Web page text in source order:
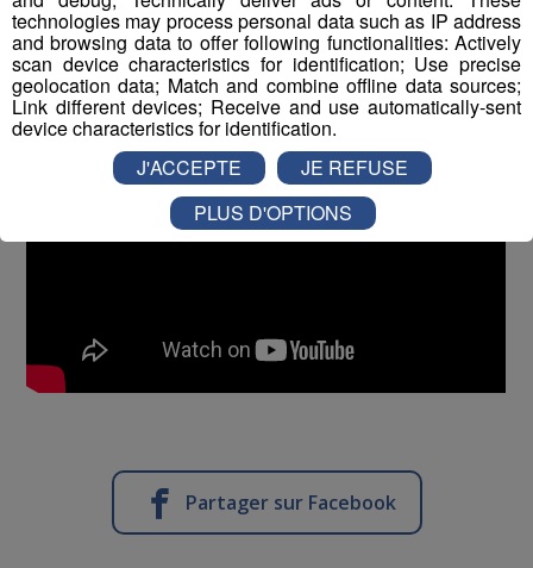
Partager sur Facebook
technologies may process personal data such as IP address
and browsing data to offer following functionalities: Actively
scan device characteristics for identification; Use precise
geolocation data; Match and combine offline data sources;
Link different devices; Receive and use automatically-sent
device characteristics for identification.
J'ACCEPTE
JE REFUSE
PLUS D'OPTIONS